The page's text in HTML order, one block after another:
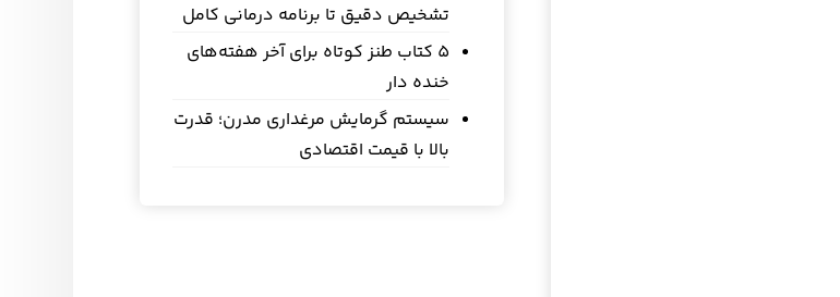
تشخیص دقیق تا برنامه درمانی کامل
5 کتاب طنز کوتاه برای آخر هفته‌های
خنده دار
سیستم گرمایش مرغداری مدرن؛ قدرت
بالا با قیمت اقتصادی